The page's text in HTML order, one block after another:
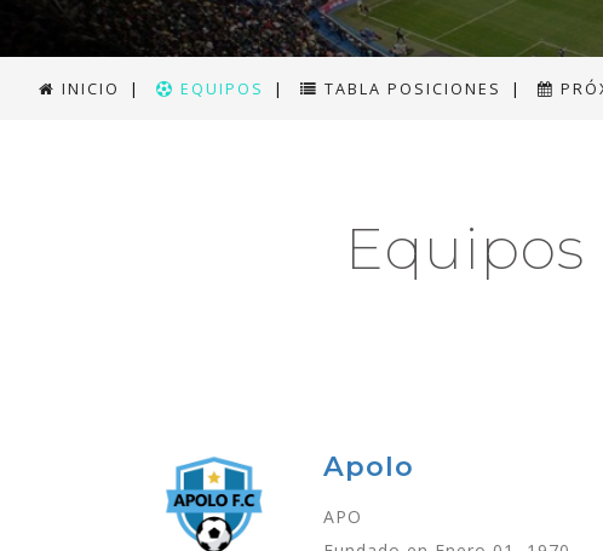
INICIO | EQUIPOS | TABLA POSICIONES |
Apolo
APO